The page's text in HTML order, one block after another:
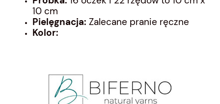
10 cm
Pielęgnacja: Zalecane pranie ręczne
Kolor: